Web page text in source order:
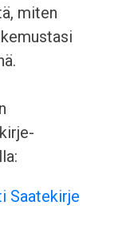
miten
Saatekirje